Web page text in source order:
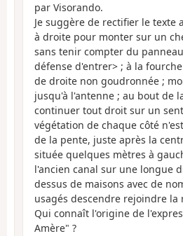
par Visorando.
Je suggère de rectifier le texte
à droite pour monter sur un
sans tenir compter du
défense d'entrer> ; à la
de droite non goudronnée ;
jusqu'à l'antenne ; au bout de
continuer tout droit sur un
végétation de chaque côté
de la pente, juste après la
située quelques mètres à
l'ancien canal sur une longue
dessus de maisons avec de
usagés descendre rejoindre la
Qui connaît l'origine de
Amère" ?